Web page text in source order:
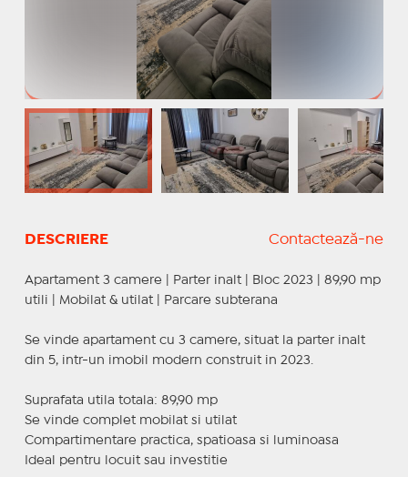
DESCRIERE Contactează-ne
Apartament 3 camere | Parter inalt | Bloc 2023 | 89,90 mp
utili | Mobilat & utilat | Parcare subterana
Se vinde apartament cu 3 camere, situat la parter inalt
din 5, intr-un imobil modern construit in 2023.
Suprafata utila totala: 89,90 mp
Se vinde complet mobilat si utilat
Compartimentare practica, spatioasa si luminoasa
Ideal pentru locuit sau investitie